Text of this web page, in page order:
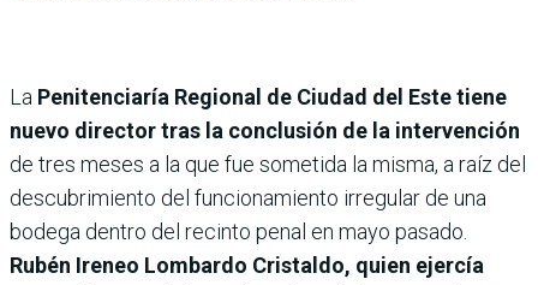
La Penitenciaría Regional de Ciudad del Este tiene
nuevo director tras la conclusión de la intervención
de tres meses a la que fue sometida la misma, a raíz del
descubrimiento del funcionamiento irregular de una
bodega dentro del recinto penal en mayo pasado.
Rubén Ireneo Lombardo Cristaldo, quien ejercía